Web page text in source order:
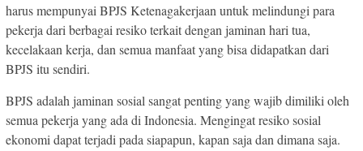
harus mempunyai BPJS Ketenagakerjaan untuk melindungi para
pekerja dari berbagai resiko terkait dengan jaminan hari tua,
kecelakaan kerja, dan semua manfaat yang bisa didapatkan dari
BPJS itu sendiri.
BPJS adalah jaminan sosial sangat penting yang wajib dimiliki oleh
semua pekerja yang ada di Indonesia. Mengingat resiko sosial
ekonomi dapat terjadi pada siapapun, kapan saja dan dimana saja.